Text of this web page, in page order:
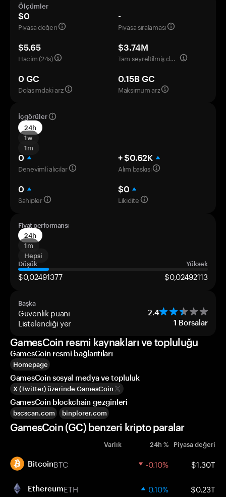
Ölçümler
$0
Piyasa değeri
-
Piyasa sıralaması
$5.65
Hacim (24s)
$3.74M
Tam seyreltilmiş değerleme
0 GC
Dolaşımdaki arz
0.15B GC
Maksimum arz
İçgörüler
24h
1w
1m
0
Deneyimli alıcılar
+ $0.62K
Alım baskısı
0
Sahipler
$0
Likidite
Fiyat performansı
24h
1m
Hepsi
Düşük
Yüksek
$0,02491377 $0,02492113
Başka
Güvenlik puanı 2.4
Listelendiği yer 1 Borsalar
GamesCoin resmi kaynakları ve topluluğu
GamesCoin resmi bağlantıları
Homepage
GamesCoin sosyal medya ve topluluk
X (Twitter) üzerinde GamesCoin
GamesCoin blockchain gezginleri
bscscan.com binplorer.com
GamesCoin (GC) benzeri kripto paralar
Varlık 24h % Piyasa değeri
BitcoinBTC -0.10% $1.30T
EthereumETH 0.10% $0.23T